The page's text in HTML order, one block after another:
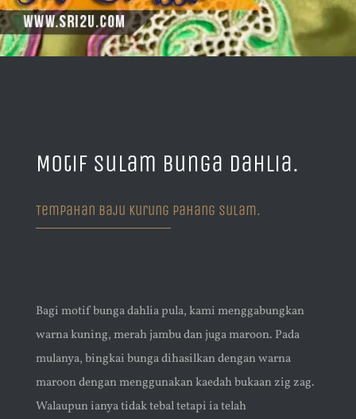
Motif Sulam Bunga Dahlia.
Tempahan Baju Kurung Pahang Sulam.
Bagi motif bunga dahlia pula, kami menggabungkan
warna kuning, merah jambu dan juga maroon. Pada
mulanya, bingkai bunga dihasilkan dengan warna
maroon dengan menggunakan kaedah bukaan zig zag.
Walaupun ianya tidak tebal tetapi ia telah